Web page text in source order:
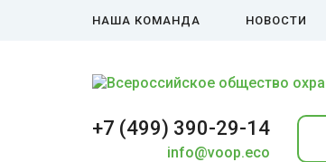
НАША КОМАНДА НОВОСТИ
+7 (499) 390-29-14
info@voop.eco